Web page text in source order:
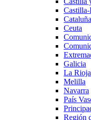
Cataluña
Ceuta
Galicia
La Rioja
Melilla
Navarra
País
Región